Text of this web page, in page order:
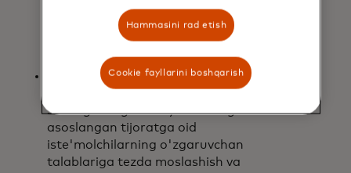
kechishni kamaytirishga yordam
bermasdan, sun'iy intellektga
asoslangan tijoratda osongina
ishtirok etishlari mumkin.
Bu nafaqat xarid qilish tajribasini
soddalashtiradi, balki
savdogarlarga sun'iy intellektga
asoslangan tijoratga oid
iste'molchilarning o'zgaruvchan
talablariga tezda moslashish va
Hammasini rad etish
Cookie fayllarini boshqarish